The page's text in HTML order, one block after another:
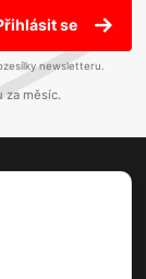
se
newsletteru.
za měsíc.